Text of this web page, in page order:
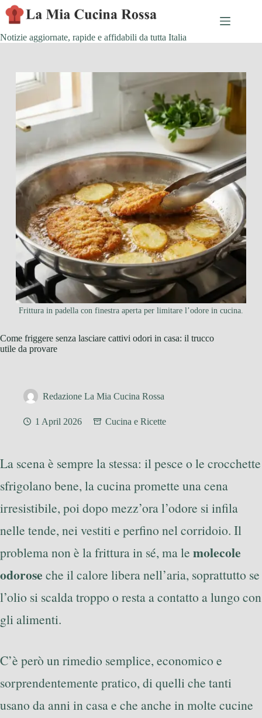
Skip
to
content
Notizie aggiornate, rapide e affidabili da tutta Italia
Frittura in padella con finestra aperta per limitare l’odore in cucina.
Come friggere senza lasciare cattivi odori in casa: il trucco
utile da provare
Redazione La Mia Cucina Rossa
1 April 2026 Cucina e Ricette
La scena è sempre la stessa: il pesce o le crocchette
sfrigolano bene, la cucina promette una cena
irresistibile, poi dopo mezz’ora l’odore si infila
nelle tende, nei vestiti e perfino nel corridoio. Il
problema non è la frittura in sé, ma le molecole
odorose che il calore libera nell’aria, soprattutto se
l’olio si scalda troppo o resta a contatto a lungo con
gli alimenti.
C’è però un rimedio semplice, economico e
sorprendentemente pratico, di quelli che tanti
usano da anni in casa e che anche in molte cucine